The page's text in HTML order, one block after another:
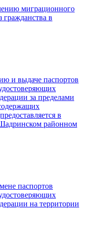
миграционного
гражданства в
и выдаче паспортов
за пределами
в
районном
паспортов
на территории